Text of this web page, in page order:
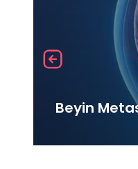
Beyin